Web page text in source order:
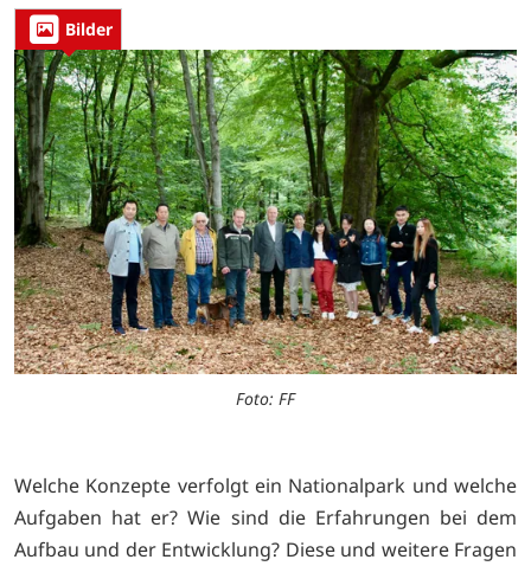
Bilder
Foto: FF
Welche Konzepte verfolgt ein Nationalpark und welche
Aufgaben hat er? Wie sind die Erfahrungen bei dem
Aufbau und der Entwicklung? Diese und weitere Fragen